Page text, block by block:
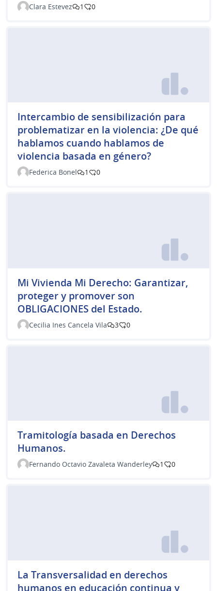
Clara Estevez 1 0
Intercambio de sensibilización para
problematizar en la violencia: ¿De qué
hablamos cuando hablamos de
violencia basada en género?
Federica Bonel 1 0
Mi Vivienda Mi Derecho: Garantizar,
proteger y promover son
OBLIGACIONES del Estado.
Cecilia Ines Cancela Vila 3 0
Tramitología basada en Derechos
Humanos.
Fernando Octavio Zavaleta Wanderley 1 0
La Transversalidad en derechos
humanos en educación continua y